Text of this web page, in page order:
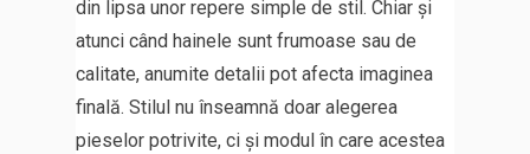
din lipsa unor repere simple de stil. Chiar și
atunci când hainele sunt frumoase sau de
calitate, anumite detalii pot afecta imaginea
finală. Stilul nu înseamnă doar alegerea
pieselor potrivite, ci și modul în care acestea